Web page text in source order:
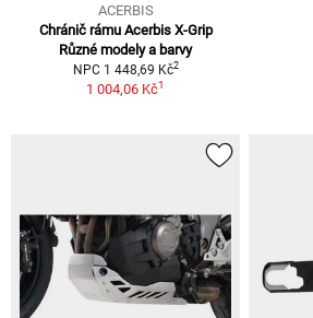
ACERBIS
Chránič rámu Acerbis X-Grip
Různé modely a barvy
NPC 1 448,69 Kč2
1 004,06 Kč1